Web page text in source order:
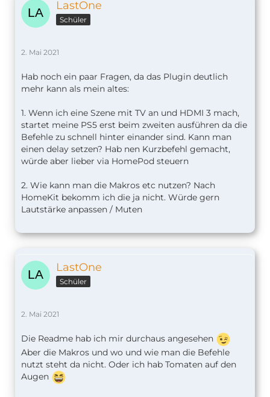
LastOne
Schüler
2. Mai 2021
Hab noch ein paar Fragen, da das Plugin deutlich
mehr kann als mein altes:
1. Wenn ich eine Szene mit TV an und HDMI 3 mach,
startet meine PS5 erst beim zweiten ausführen da die
Befehle zu schnell hinter einander sind. Kann man
einen delay setzen? Hab nen Kurzbefehl gemacht,
würde aber lieber via HomePod steuern
2. Wie kann man die Makros etc nutzen? Nach
HomeKit bekomm ich die ja nicht. Würde gern
Lautstärke anpassen / Muten
LastOne
Schüler
2. Mai 2021
Die Readme hab ich mir durchaus angesehen
Aber die Makros und wo und wie man die Befehle
nutzt steht da nicht. Oder ich hab Tomaten auf den
Augen